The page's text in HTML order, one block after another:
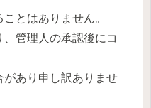
とはありません。
管理人の承認後にコ
あり申し訳ありませ